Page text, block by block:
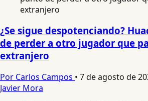
¿Se sigue despotenciando?
de perder a otro jugador que
extranjero
Por Carlos Campos • 7 de agosto de
Javier Mora